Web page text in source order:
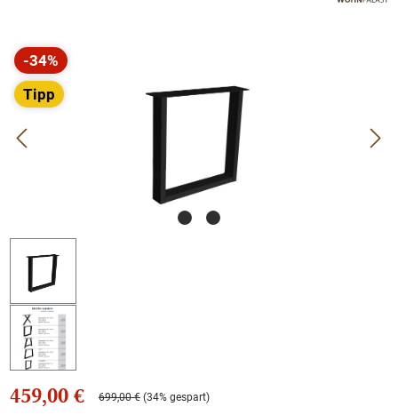
Bildergalerie überspringen
-34%
Rabatt
Tipp
459,00 € 699,00 € (34% gespart)